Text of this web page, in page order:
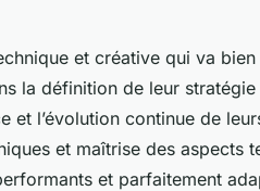
et créative qui va
la définition de leur
et l’évolution continue de
et maîtrise des aspects
et parfaitement